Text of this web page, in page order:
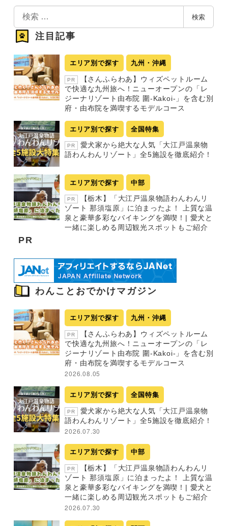
索
検索
注目記事
エリア別で探す 九州・沖縄
PR
【さんふらわあ】ウィズペットルーム
で快適な九州旅へ！ニューオープンの「レ
ジーナリゾート由布院 圍-Kakoi-」を含む別
府・由布院を満喫するモデルコース
エリア別で探す 全国特集
PR
愛犬家から絶大な人気「大江戸温泉物
語わんわんリゾート」全5施設を徹底紹介！
エリア別で探す 中部
PR
【栃木】「大江戸温泉物語わんわんリ
ゾート 那須塩原」に泊まったよ！ 上質な温
泉と豪華多彩なバイキングを満喫！| 愛犬と
一緒に楽しめる周辺観光スポットもご紹介
PR
わんことおでかけマガジン
エリア別で探す 九州・沖縄
PR
【さんふらわあ】ウィズペットルーム
で快適な九州旅へ！ニューオープンの「レ
ジーナリゾート由布院 圍-Kakoi-」を含む別
府・由布院を満喫するモデルコース
2026.08.05
エリア別で探す 全国特集
PR
愛犬家から絶大な人気「大江戸温泉物
語わんわんリゾート」全5施設を徹底紹介！
2026.07.30
エリア別で探す 中部
PR
【栃木】「大江戸温泉物語わんわんリ
ゾート 那須塩原」に泊まったよ！ 上質な温
泉と豪華多彩なバイキングを満喫！| 愛犬と
一緒に楽しめる周辺観光スポットもご紹介
2026.07.30